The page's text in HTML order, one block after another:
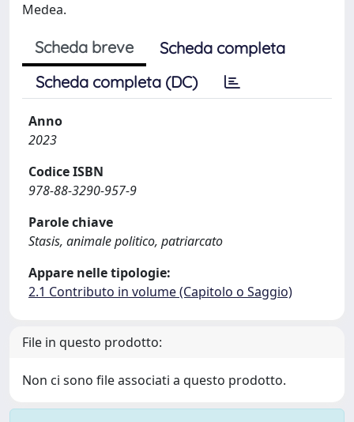
Medea.
Scheda breve
Scheda completa
Scheda completa (DC)
Anno
2023
Codice ISBN
978-88-3290-957-9
Parole chiave
Stasis, animale politico, patriarcato
Appare nelle tipologie:
2.1 Contributo in volume (Capitolo o Saggio)
File in questo prodotto:
Non ci sono file associati a questo prodotto.